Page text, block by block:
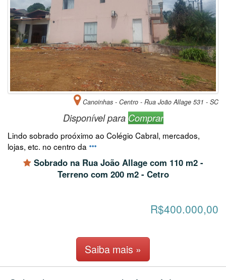
Canoinhas - Centro - Rua João Allage 531 - SC
Disponível para Comprar
Lindo sobrado proóximo ao Colégio Cabral, mercados,
lojas, etc. no centro da
Sobrado na Rua João Allage com 110 m2 -
Terreno com 200 m2 - Cetro
R$400.000,00
Saiba mais »